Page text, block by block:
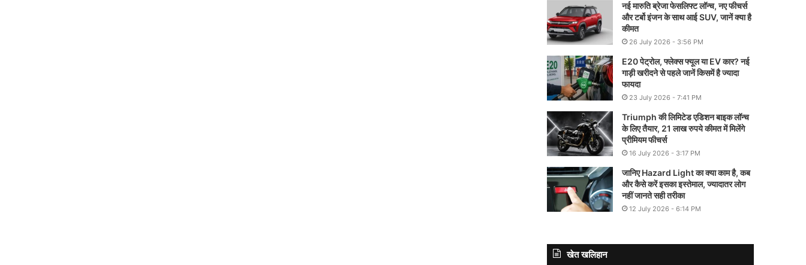
नई मारुति ब्रेजा फेसलिफ्ट लॉन्च, नए फीचर्स
और टर्बो इंजन के साथ आई SUV, जानें क्या है
कीमत
26 July 2026 - 3:56 PM
E20 पेट्रोल, फ्लेक्स फ्यूल या EV कार? नई
गाड़ी खरीदने से पहले जानें किसमें है ज्यादा
फायदा
23 July 2026 - 7:41 PM
Triumph की लिमिटेड एडिशन बाइक लॉन्च
के लिए तैयार, 21 लाख रुपये कीमत में मिलेंगे
प्रीमियम फीचर्स
16 July 2026 - 3:17 PM
जानिए Hazard Light का क्या काम है, कब
और कैसे करें इसका इस्तेमाल, ज्यादातर लोग
नहीं जानते सही तरीका
12 July 2026 - 6:14 PM
खेत खलिहान